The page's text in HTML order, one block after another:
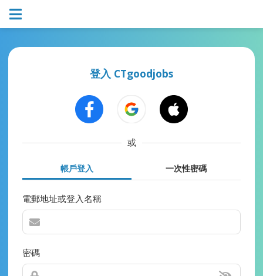
登入 CTgoodjobs
或
帳戶登入 一次性密碼
電郵地址或登入名稱
密碼